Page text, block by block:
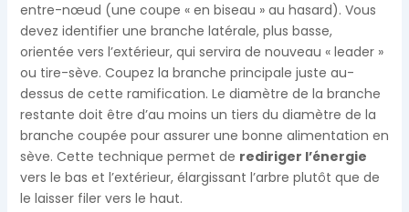
entre-nœud (une coupe « en biseau » au hasard). Vous
devez identifier une branche latérale, plus basse,
orientée vers l’extérieur, qui servira de nouveau « leader »
ou tire-sève. Coupez la branche principale juste au-
dessus de cette ramification. Le diamètre de la branche
restante doit être d’au moins un tiers du diamètre de la
branche coupée pour assurer une bonne alimentation en
sève. Cette technique permet de rediriger l’énergie
vers le bas et l’extérieur, élargissant l’arbre plutôt que de
le laisser filer vers le haut.